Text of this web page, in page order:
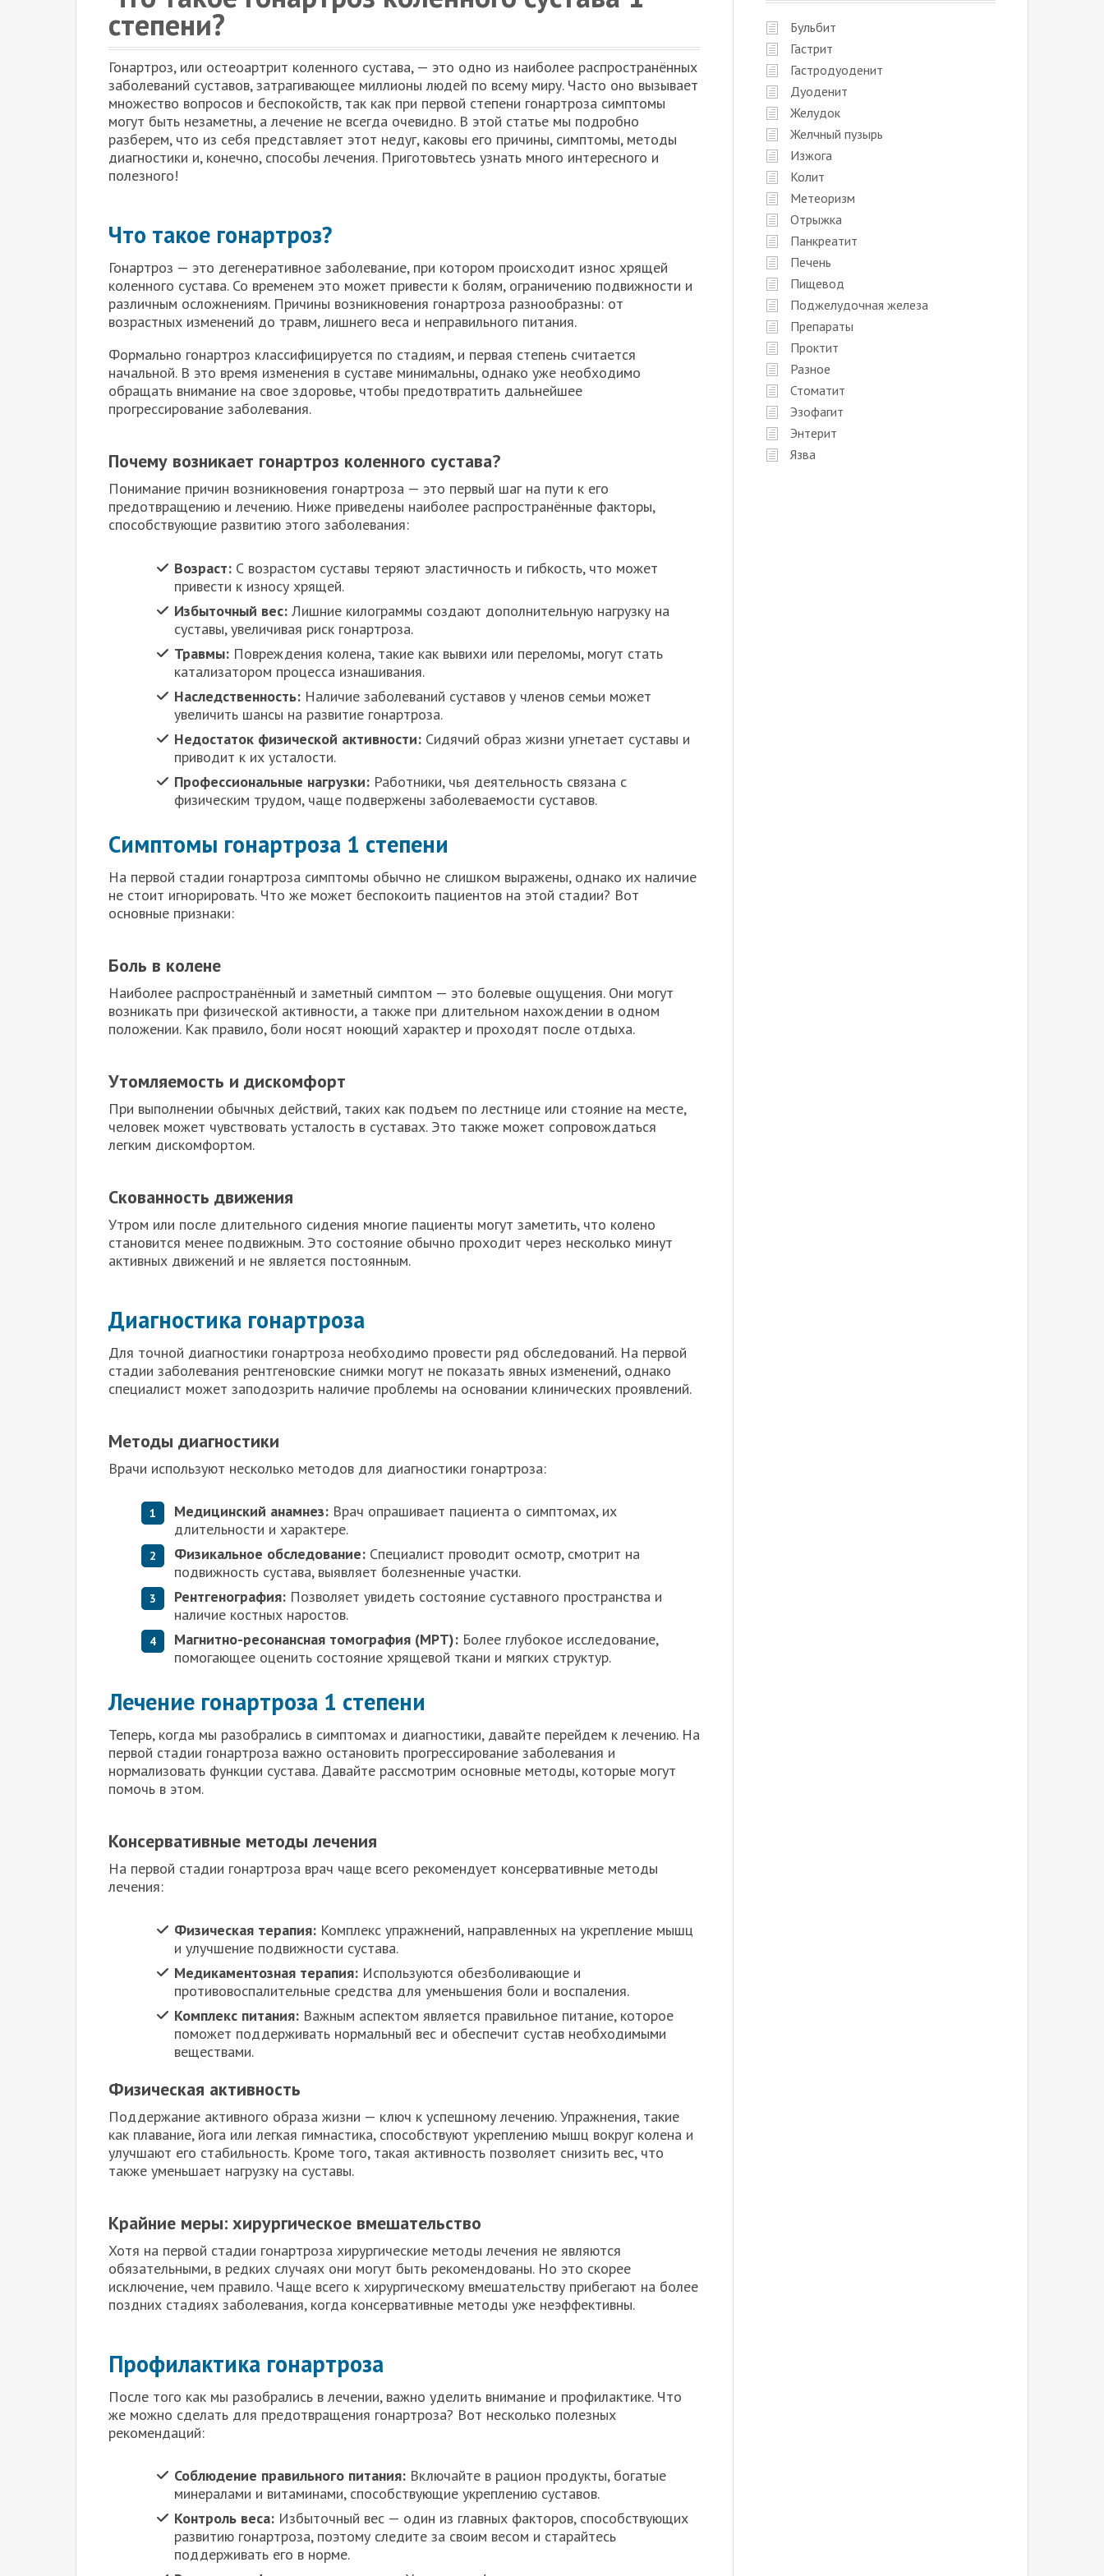
степени?
Гонартроз, или остеоартрит коленного сустава, — это одно из наиболее распространённых
заболеваний суставов, затрагивающее миллионы людей по всему миру. Часто оно вызывает
множество вопросов и беспокойств, так как при первой степени гонартроза симптомы
могут быть незаметны, а лечение не всегда очевидно. В этой статье мы подробно
разберем, что из себя представляет этот недуг, каковы его причины, симптомы, методы
диагностики и, конечно, способы лечения. Приготовьтесь узнать много интересного и
полезного!
Что такое гонартроз?
Гонартроз — это дегенеративное заболевание, при котором происходит износ хрящей
коленного сустава. Со временем это может привести к болям, ограничению подвижности и
различным осложнениям. Причины возникновения гонартроза разнообразны: от
возрастных изменений до травм, лишнего веса и неправильного питания.
Формально гонартроз классифицируется по стадиям, и первая степень считается
начальной. В это время изменения в суставе минимальны, однако уже необходимо
обращать внимание на свое здоровье, чтобы предотвратить дальнейшее
прогрессирование заболевания.
Почему возникает гонартроз коленного сустава?
Понимание причин возникновения гонартроза — это первый шаг на пути к его
предотвращению и лечению. Ниже приведены наиболее распространённые факторы,
способствующие развитию этого заболевания:
Возраст: С возрастом суставы теряют эластичность и гибкость, что может
привести к износу хрящей.
Избыточный вес: Лишние килограммы создают дополнительную нагрузку на
суставы, увеличивая риск гонартроза.
Травмы: Повреждения колена, такие как вывихи или переломы, могут стать
катализатором процесса изнашивания.
Наследственность: Наличие заболеваний суставов у членов семьи может
увеличить шансы на развитие гонартроза.
Недостаток физической активности: Сидячий образ жизни угнетает суставы и
приводит к их усталости.
Профессиональные нагрузки: Работники, чья деятельность связана с
физическим трудом, чаще подвержены заболеваемости суставов.
Симптомы гонартроза 1 степени
На первой стадии гонартроза симптомы обычно не слишком выражены, однако их наличие
не стоит игнорировать. Что же может беспокоить пациентов на этой стадии? Вот
основные признаки:
Боль в колене
Наиболее распространённый и заметный симптом — это болевые ощущения. Они могут
возникать при физической активности, а также при длительном нахождении в одном
положении. Как правило, боли носят ноющий характер и проходят после отдыха.
Утомляемость и дискомфорт
При выполнении обычных действий, таких как подъем по лестнице или стояние на месте,
человек может чувствовать усталость в суставах. Это также может сопровождаться
легким дискомфортом.
Скованность движения
Утром или после длительного сидения многие пациенты могут заметить, что колено
становится менее подвижным. Это состояние обычно проходит через несколько минут
активных движений и не является постоянным.
Диагностика гонартроза
Для точной диагностики гонартроза необходимо провести ряд обследований. На первой
стадии заболевания рентгеновские снимки могут не показать явных изменений, однако
специалист может заподозрить наличие проблемы на основании клинических проявлений.
Методы диагностики
Врачи используют несколько методов для диагностики гонартроза:
Медицинский анамнез: Врач опрашивает пациента о симптомах, их
длительности и характере.
Физикальное обследование: Специалист проводит осмотр, смотрит на
подвижность сустава, выявляет болезненные участки.
Рентгенография: Позволяет увидеть состояние суставного пространства и
наличие костных наростов.
Магнитно-ресонансная томография (МРТ): Более глубокое исследование,
помогающее оценить состояние хрящевой ткани и мягких структур.
Лечение гонартроза 1 степени
Теперь, когда мы разобрались в симптомах и диагностики, давайте перейдем к лечению. На
первой стадии гонартроза важно остановить прогрессирование заболевания и
нормализовать функции сустава. Давайте рассмотрим основные методы, которые могут
помочь в этом.
Консервативные методы лечения
На первой стадии гонартроза врач чаще всего рекомендует консервативные методы
лечения:
Физическая терапия: Комплекс упражнений, направленных на укрепление мышц
и улучшение подвижности сустава.
Медикаментозная терапия: Используются обезболивающие и
противовоспалительные средства для уменьшения боли и воспаления.
Комплекс питания: Важным аспектом является правильное питание, которое
поможет поддерживать нормальный вес и обеспечит сустав необходимыми
веществами.
Физическая активность
Поддержание активного образа жизни — ключ к успешному лечению. Упражнения, такие
как плавание, йога или легкая гимнастика, способствуют укреплению мышц вокруг колена и
улучшают его стабильность. Кроме того, такая активность позволяет снизить вес, что
также уменьшает нагрузку на суставы.
Крайние меры: хирургическое вмешательство
Хотя на первой стадии гонартроза хирургические методы лечения не являются
обязательными, в редких случаях они могут быть рекомендованы. Но это скорее
исключение, чем правило. Чаще всего к хирургическому вмешательству прибегают на более
поздних стадиях заболевания, когда консервативные методы уже неэффективны.
Профилактика гонартроза
После того как мы разобрались в лечении, важно уделить внимание и профилактике. Что
же можно сделать для предотвращения гонартроза? Вот несколько полезных
рекомендаций:
Соблюдение правильного питания: Включайте в рацион продукты, богатые
минералами и витаминами, способствующие укреплению суставов.
Контроль веса: Избыточный вес — один из главных факторов, способствующих
развитию гонартроза, поэтому следите за своим весом и старайтесь
поддерживать его в норме.
Бульбит
Гастрит
Гастродуоденит
Дуоденит
Желудок
Желчный пузырь
Изжога
Колит
Метеоризм
Отрыжка
Панкреатит
Печень
Пищевод
Поджелудочная железа
Препараты
Проктит
Разное
Стоматит
Эзофагит
Энтерит
Язва